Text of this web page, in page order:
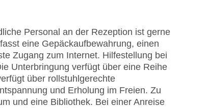
Personal an der Rezeption ist gerne
eine Gepäckaufbewahrung, einen
Zugang zum Internet. Hilfestellung bei
Unterbringung verfügt über eine Reihe
über rollstuhlgerechte
und Erholung im Freien. Zu
und eine Bibliothek. Bei einer Anreise